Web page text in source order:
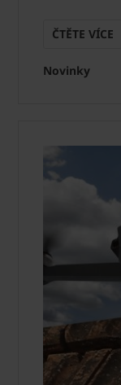
ČTĚTE VÍCE
Novinky